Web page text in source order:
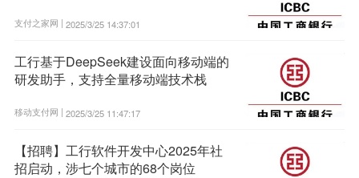
支付之家网 | 2025/3/25 14:37:01
工行基于DeepSeek建设面向移动端的
研发助手，支持全量移动端技术栈
移动支付网 | 2025/3/25 11:47:17
【招聘】工行软件开发中心2025年社
招启动，涉七个城市的68个岗位